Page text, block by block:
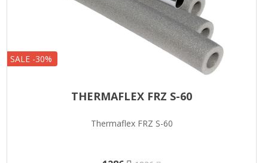
SALE -30%
THERMAFLEX FRZ S-60
Thermaflex FRZ S-60